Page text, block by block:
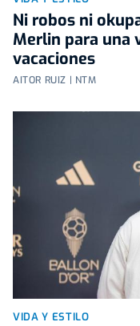
Ni robos ni
Merlin para una
vacaciones
AITOR RUIZ | NTM
VIDA Y ESTILO